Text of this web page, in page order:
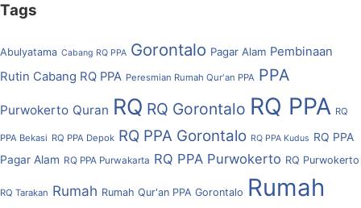
Tags
Abulyatama Cabang RQ PPA Gorontalo Pagar Alam Pembinaan
Rutin Cabang RQ PPA Peresmian Rumah Qur'an PPA PPA
Purwokerto Quran RQ RQ Gorontalo RQ PPA RQ
PPA Bekasi RQ PPA Depok RQ PPA Gorontalo RQ PPA Kudus RQ PPA
Pagar Alam RQ PPA Purwakarta RQ PPA Purwokerto RQ Purwokerto
RQ Tarakan Rumah Rumah Qur'an PPA Gorontalo Rumah